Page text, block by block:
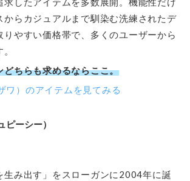
からカジュアルまで馴染む洗練されたデ
りやすい価格帯で、多くのユーザーから
どちらも求めるならここ。
）のアイテムを見てみる
ピーシー）
生み出す」をスローガンに2004年に誕